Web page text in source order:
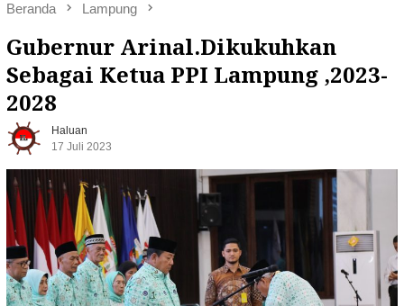
Beranda Lampung
Gubernur Arinal.Dikukuhkan
Sebagai Ketua PPI Lampung ,2023-
2028
Haluan
17 Juli 2023